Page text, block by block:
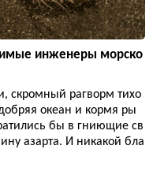
инженеры морско
скромный рагворм тихо
океан и кормя ры
бы в гниющие св
азарта. И никакой бла